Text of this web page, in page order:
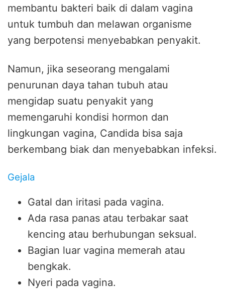
membantu bakteri baik di dalam vagina
untuk tumbuh dan melawan organisme
yang berpotensi menyebabkan penyakit.
Namun, jika seseorang mengalami
penurunan daya tahan tubuh atau
mengidap suatu penyakit yang
memengaruhi kondisi hormon dan
lingkungan vagina, Candida bisa saja
berkembang biak dan menyebabkan infeksi.
Gejala
Gatal dan iritasi pada vagina.
Ada rasa panas atau terbakar saat
kencing atau berhubungan seksual.
Bagian luar vagina memerah atau
bengkak.
Nyeri pada vagina.